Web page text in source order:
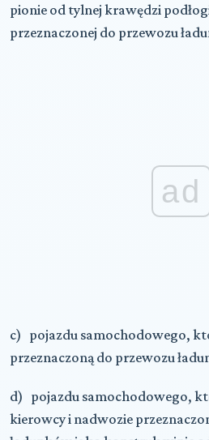
pionie od tylnej krawędzi
przeznaczonej do przewozu
ad
c) pojazdu samochodowego,
przeznaczoną do przewozu
d) pojazdu samochodowego,
kierowcy i nadwozie